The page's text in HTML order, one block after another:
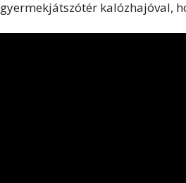
gyermekjátszótér kalózhajóval,